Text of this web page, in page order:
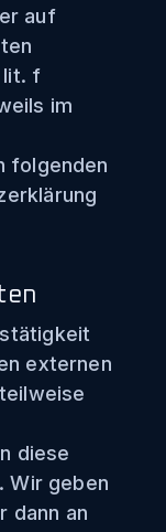
auf
lit. f
im
folgenden
externen
diese
Wir geben
dann an